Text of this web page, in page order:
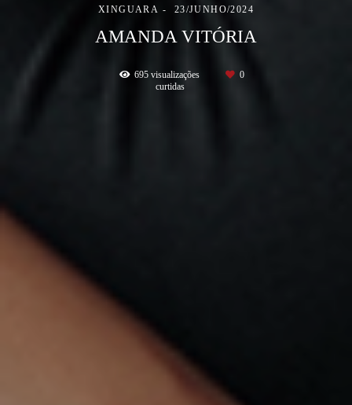
XINGUARA
23/JUNHO/2024
AMANDA VITÓRIA
695 visualizações
0
curtidas